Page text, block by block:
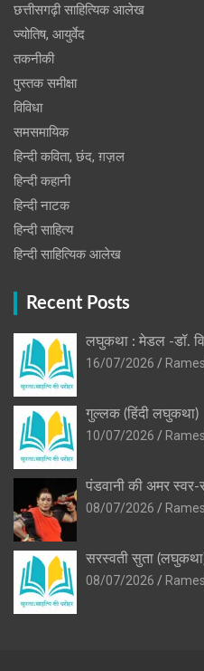
छत्तीसगढ़ी साहित्यिक आलेख
ज्योतिष, आयुर्वेद
तकनीकी
पुस्‍तक समीक्षा
विविधा
समसमायिक
हिन्दी कविता, छंद, ग़ज़ल
हिन्दी कहानी
हिन्‍दी नाटक
हिन्दी साहित्य
हिन्दी साहित्यिक आलेख
Recent Posts
लघुकथा : मेडल -डॉ.
16/07/2026
गुल्लक (हिंदी लघुकथा)
10/07/2026
पंडवानी की अमर स्वर-
08/07/2026
सरस्वती सुता (लघुकथा)
08/07/2026